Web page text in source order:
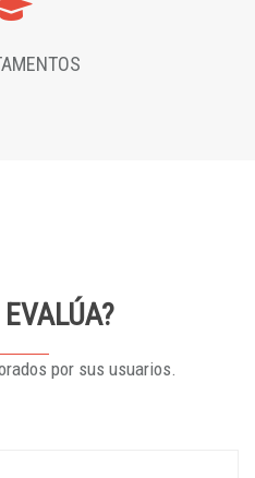
por sus usuarios.